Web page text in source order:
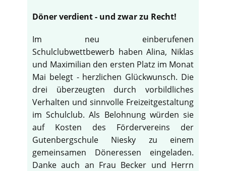
Döner verdient - und zwar zu Recht!
Im neu einberufenen
Schulclubwettbewerb haben Alina, Niklas
und Maximilian den ersten Platz im Monat
Mai belegt - herzlichen Glückwunsch. Die
drei überzeugten durch vorbildliches
Verhalten und sinnvolle Freizeitgestaltung
im Schulclub. Als Belohnung würden sie
auf Kosten des Fördervereins der
Gutenbergschule Niesky zu einem
gemeinsamen Döneressen eingeladen.
Danke auch an Frau Becker und Herrn